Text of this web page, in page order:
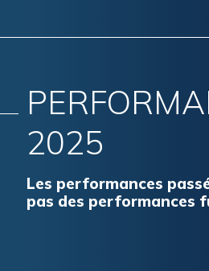
2025
Les performances
pas des performances